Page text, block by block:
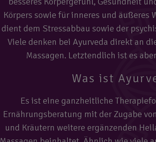
Körpers sowie für inneres und äußeres
dient dem Stressabbau sowie der
Viele denken bei Ayurveda direkt an
Massagen. Letztendlich ist es
Was ist
Es ist eine ganzheitliche
Ernährungsberatung mit der Zugabe
und Kräutern weitere ergänzenden